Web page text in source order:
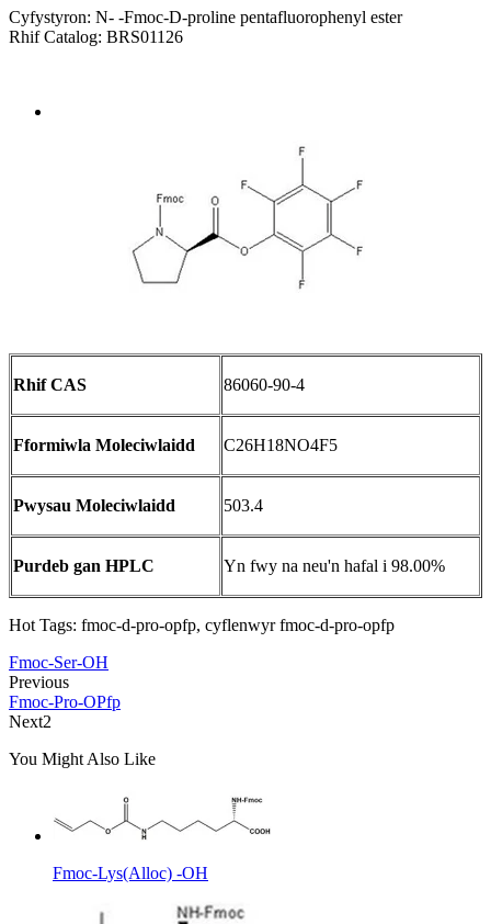
Cyfystyron: N- -Fmoc-D-proline pentafluorophenyl ester
Rhif Catalog: BRS01126
Rhif CAS 86060-90-4
Fformiwla Moleciwlaidd C26H18NO4F5
Pwysau Moleciwlaidd 503.4
Purdeb gan HPLC Yn fwy na neu'n hafal i 98.00%
Hot Tags: fmoc-d-pro-opfp, cyflenwyr fmoc-d-pro-opfp
Fmoc-Ser-OH
Previous
Fmoc-Pro-OPfp
Next2
You Might Also Like
Fmoc-Lys(Alloc) -OH